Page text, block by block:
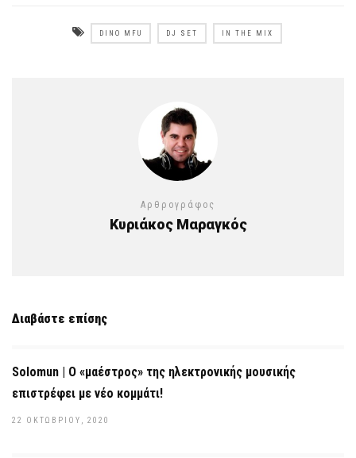
DINO MFU DJ SET IN THE MIX
Αρθρογράφος
Κυριάκος Μαραγκός
Διαβάστε επίσης
Solomun | Ο «μαέστρος» της ηλεκτρονικής μουσικής
επιστρέφει με νέο κομμάτι!
22 ΟΚΤΩΒΡΊΟΥ, 2020